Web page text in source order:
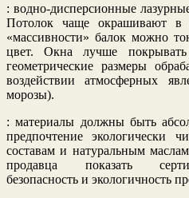
: водно-дисперсионные
Потолок чаще окрашивают в
«массивности» балок можно
цвет. Окна лучше
геометрические размеры
воздействии атмосферных
морозы).
: материалы должны быть
предпочтение экологически
составам и натуральным
продавца показать
безопасность и экологичность